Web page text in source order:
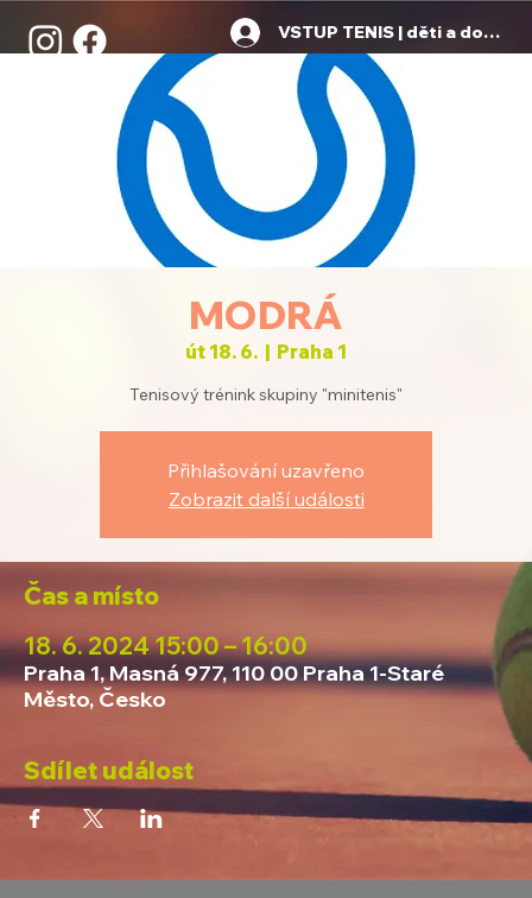
VSTUP TENIS | děti a dospělí
MODRÁ
út 18. 6.
  |
Praha 1
Tenisový trénink skupiny "minitenis"
Přihlašování uzavřeno
Zobrazit další události
Čas a místo
18. 6. 2024 15:00 – 16:00
Praha 1, Masná 977, 110 00 Praha 1-Staré
Město, Česko
Sdílet událost